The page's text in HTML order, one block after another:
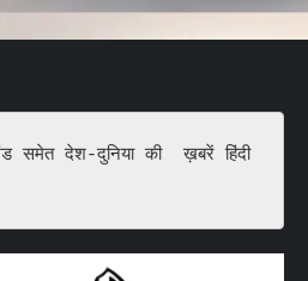
समेत देश-दुनिया की  ख़बरें हिंदी